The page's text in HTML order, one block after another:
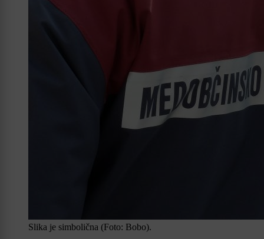
Slika je simbolična (Foto: Bobo).